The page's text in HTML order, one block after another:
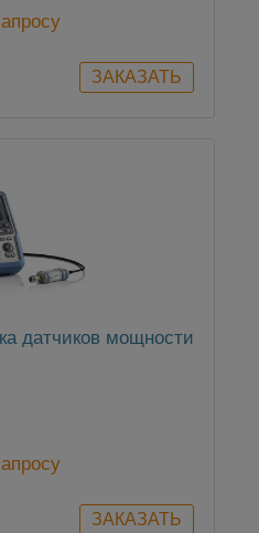
датчиков мощности